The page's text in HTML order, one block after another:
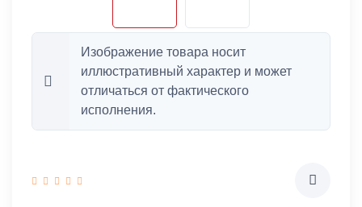
Изображение товара носит
иллюстративный характер и может
отличаться от фактического
исполнения.